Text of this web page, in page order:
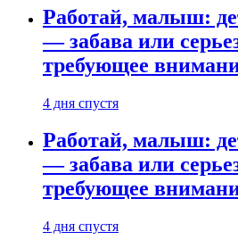
Работай, малыш:
— забава или
требующее
4 дня спустя
Работай, малыш:
— забава или
требующее
4 дня спустя